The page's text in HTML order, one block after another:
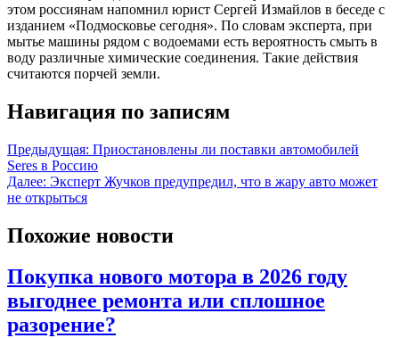
этом россиянам напомнил юрист Сергей Измайлов в беседе с
изданием «Подмосковье сегодня». По словам эксперта, при
мытье машины рядом с водоемами есть вероятность смыть в
воду различные химические соединения. Такие действия
считаются порчей земли.
Навигация по записям
Предыдущая: Приостановлены ли поставки автомобилей
Seres в Россию
Далее: Эксперт Жучков предупредил, что в жару авто может
не открыться
Похожие новости
Покупка нового мотора в 2026 году
выгоднее ремонта или сплошное
разорение?